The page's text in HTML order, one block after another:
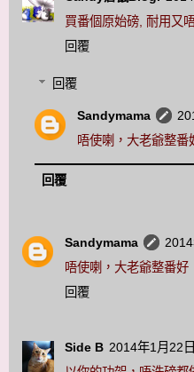
買番個原始磅, 耐用又
回覆
回覆
Sandymama
唔使喇，大老爺整番
回覆
Sandymama
唔使喇，大老爺整番好
回覆
Side B 2014年1月22